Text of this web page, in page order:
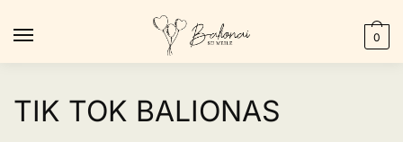
0
TIK TOK BALIONAS